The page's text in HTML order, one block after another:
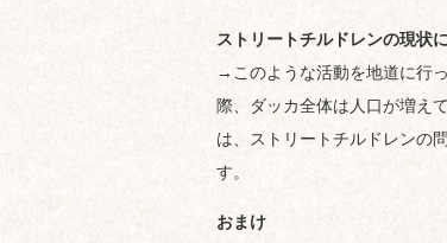
ストリートチルドレンの現状
→このような活動を地道に行
際、ダッカ全体は人口が増え
は、ストリートチルドレンの
す。
おまけ